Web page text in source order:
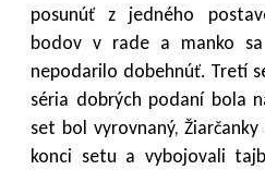
posunúť z jedného
bodov v rade a manko
nepodarilo dobehnúť. Tretí
séria dobrých podaní bola
set bol vyrovnaný,
konci setu a vybojovali